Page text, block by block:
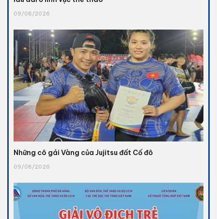
09/08/2026
Những cô gái Vàng của Jujitsu đất Cố đô
09/08/2026